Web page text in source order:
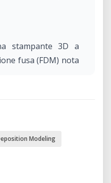
stampante 3D a
fusa (FDM) nota
progetto. Il design
rendendola
Modeling